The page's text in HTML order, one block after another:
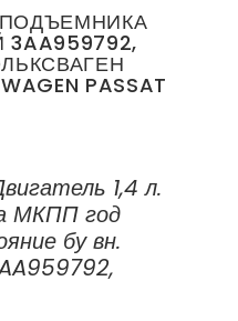
PASSAT
1,4 л.
МКПП год
бу вн.